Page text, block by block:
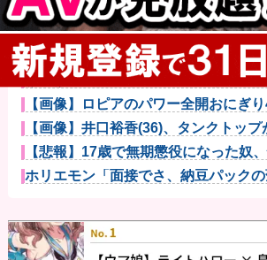
もしかして民主主義ってさ…他
【朗報】お前らさんが最近した有意
ｗｗｗｗｗｗ...
【画像】森高千里(55) 「ミニスカー
若い子...
【画像】セブンイレブンのバイト「
像を食わせ...
【画像】ロピアのパワー全開おにぎ
wwwwwwwww...
【画像】井口裕香(36)、タンクトッ
くらい...
【悲報】17歳で無期懲役になった奴
ｗｗｗｗｗ...
ホリエモン「面接でさ、納豆パック